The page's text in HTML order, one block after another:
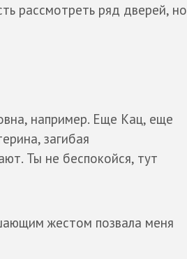
рассмотреть ряд дверей, но
например. Еще Кац, еще
загибая
Ты не беспокойся, тут
жестом позвала меня